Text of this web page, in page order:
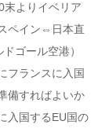
よりイベリア
ペイン⇔日本直
ゴール空港）
フランスに入国
備すればよいか
入国するEU国の